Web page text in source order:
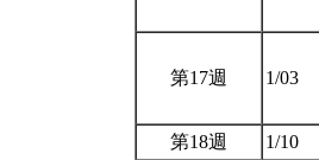
第17週 1/03
第18週 1/10